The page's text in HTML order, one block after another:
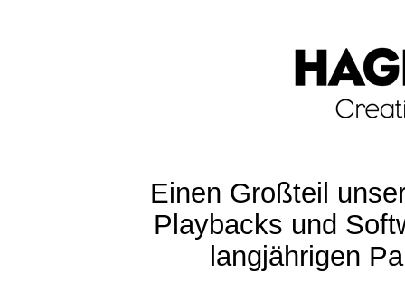
Einen Großteil
Playbacks und
langjährigen